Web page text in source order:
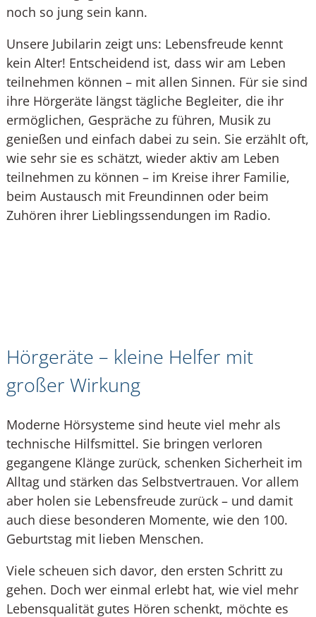
noch so jung sein kann.
Unsere Jubilarin zeigt uns: Lebensfreude kennt
kein Alter! Entscheidend ist, dass wir am Leben
teilnehmen können – mit allen Sinnen. Für sie sind
ihre Hörgeräte längst tägliche Begleiter, die ihr
ermöglichen, Gespräche zu führen, Musik zu
genießen und einfach dabei zu sein. Sie erzählt oft,
wie sehr sie es schätzt, wieder aktiv am Leben
teilnehmen zu können – im Kreise ihrer Familie,
beim Austausch mit Freundinnen oder beim
Zuhören ihrer Lieblingssendungen im Radio.
Hörgeräte – kleine Helfer mit
großer Wirkung
Moderne Hörsysteme sind heute viel mehr als
technische Hilfsmittel. Sie bringen verloren
gegangene Klänge zurück, schenken Sicherheit im
Alltag und stärken das Selbstvertrauen. Vor allem
aber holen sie Lebensfreude zurück – und damit
auch diese besonderen Momente, wie den 100.
Geburtstag mit lieben Menschen.
Viele scheuen sich davor, den ersten Schritt zu
gehen. Doch wer einmal erlebt hat, wie viel mehr
Lebensqualität gutes Hören schenkt, möchte es